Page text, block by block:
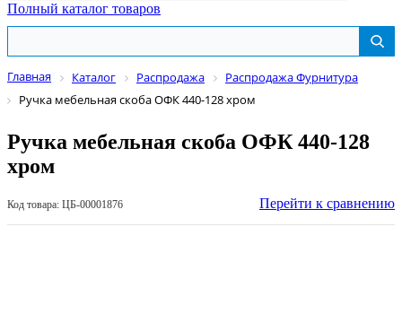
Полный каталог товаров
Главная Каталог Распродажа
Распродажа Фурнитура
Ручка мебельная скоба ОФК 440-128 хром
Ручка мебельная скоба ОФК 440-128
хром
Код товара: ЦБ-00001876 Перейти к сравнению